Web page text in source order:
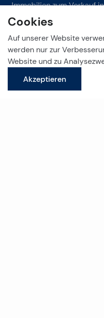
Immobilien zum Verkauf
Immobilien zum Verkauf in
Immobilien zum Verkauf
Mehr sehen
Cookies
Auf unserer Website
werden nur zur
Website und zu
Akzeptieren